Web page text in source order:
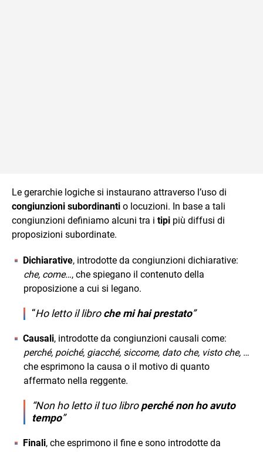
Le gerarchie logiche si instaurano attraverso l’uso di
congiunzioni subordinanti o locuzioni. In base a tali
congiunzioni definiamo alcuni tra i tipi più diffusi di
proposizioni subordinate.
Dichiarative, introdotte da congiunzioni dichiarative:
che, come…, che spiegano il contenuto della
proposizione a cui si legano.
“Ho letto il libro che mi hai prestato”
Causali, introdotte da congiunzioni causali come:
perché, poiché, giacché, siccome, dato che, visto che, …
che esprimono la causa o il motivo di quanto
affermato nella reggente.
“Non ho letto il tuo libro perché non ho avuto
tempo”
Finali, che esprimono il fine e sono introdotte da